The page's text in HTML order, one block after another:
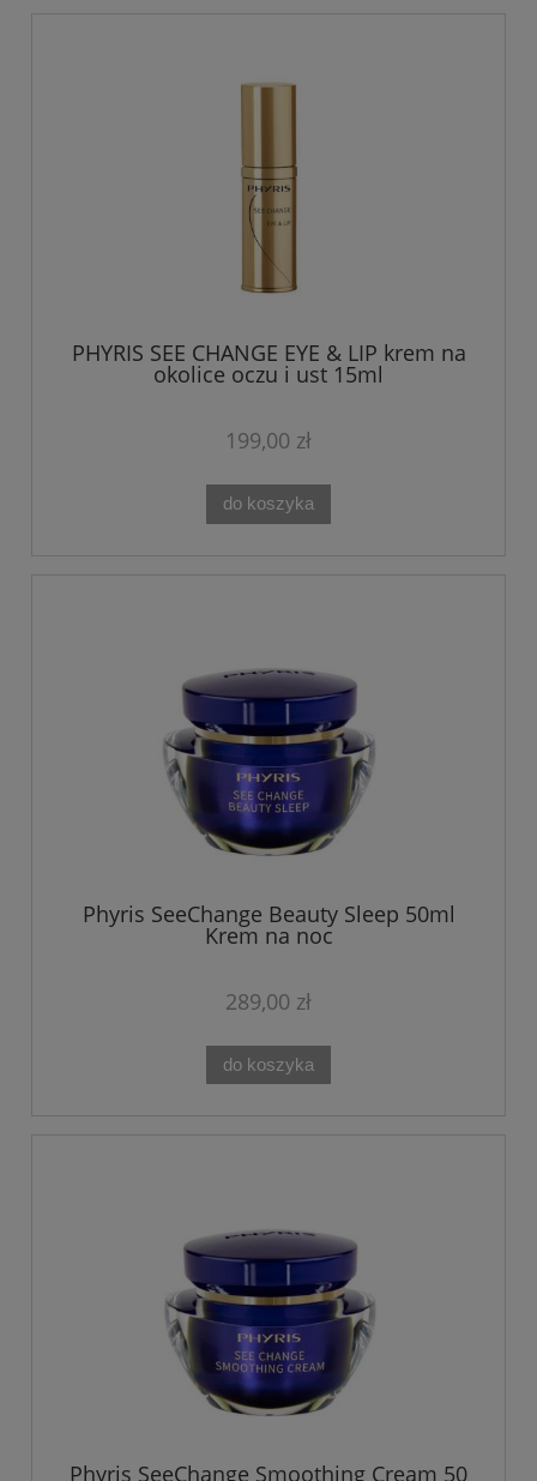
PHYRIS SEE CHANGE EYE & LIP krem na
okolice oczu i ust 15ml
199,00 zł
do koszyka
Phyris SeeChange Beauty Sleep 50ml
Krem na noc
289,00 zł
do koszyka
Phyris SeeChange Smoothing Cream 50